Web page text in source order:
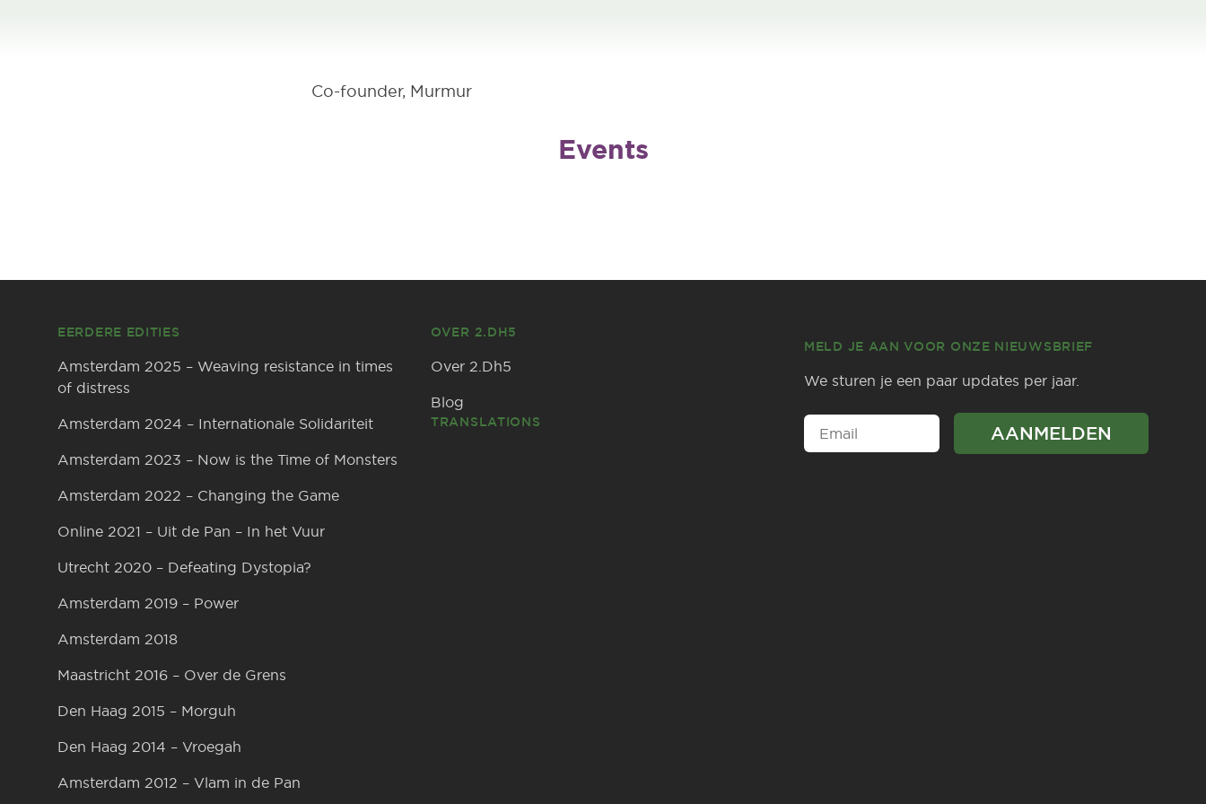
Co-founder, Murmur
Events
EERDERE EDITIES
Amsterdam 2025 – Weaving resistance in times
of distress
Amsterdam 2024 – Internationale Solidariteit
Amsterdam 2023 – Now is the Time of Monsters
Amsterdam 2022 – Changing the Game
Online 2021 – Uit de Pan – In het Vuur
Utrecht 2020 – Defeating Dystopia?
Amsterdam 2019 – Power
Amsterdam 2018
Maastricht 2016 – Over de Grens
Den Haag 2015 – Morguh
Den Haag 2014 – Vroegah
Amsterdam 2012 – Vlam in de Pan
OVER 2.DH5
Over 2.Dh5
Blog
TRANSLATIONS
MELD JE AAN VOOR ONZE NIEUWSBRIEF
We sturen je een paar updates per jaar.